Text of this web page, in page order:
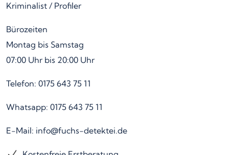
Kriminalist / Profiler
Bürozeiten
Montag bis Samstag
07:00 Uhr bis 20:00 Uhr
Telefon: 0175 643 75 11
Whatsapp: 0175 643 75 11
E-Mail: info@fuchs-detektei.de